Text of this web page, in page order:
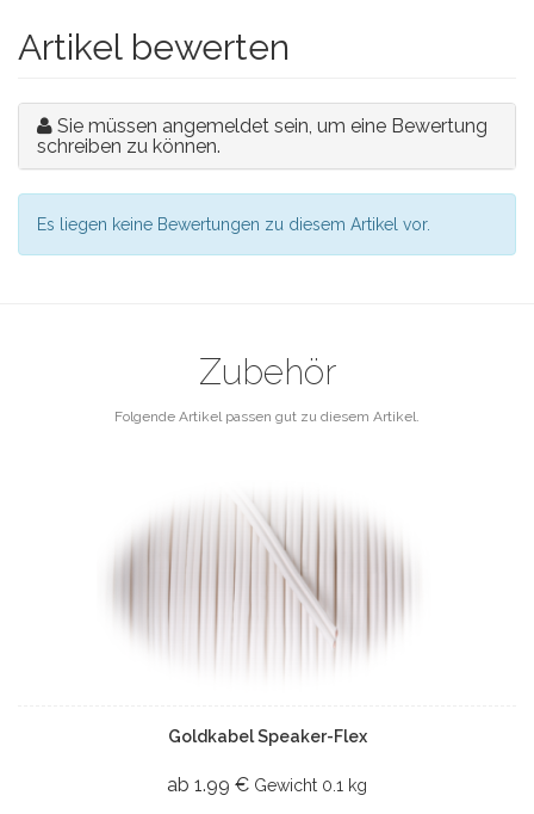
Artikel bewerten
Sie müssen angemeldet sein, um eine Bewertung
schreiben zu können.
Es liegen keine Bewertungen zu diesem Artikel vor.
Zubehör
Folgende Artikel passen gut zu diesem Artikel.
Goldkabel Speaker-Flex
ab 1.99 € Gewicht 0.1 kg